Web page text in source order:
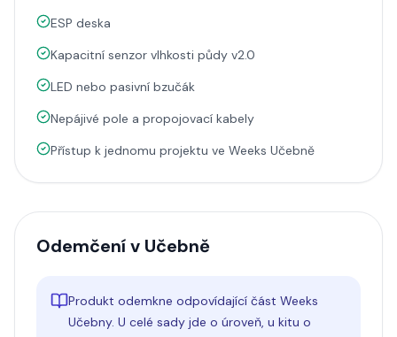
ESP deska
Kapacitní senzor vlhkosti půdy v2.0
LED nebo pasivní bzučák
Nepájivé pole a propojovací kabely
Přístup k jednomu projektu ve Weeks Učebně
Odemčení v Učebně
Produkt odemkne odpovídající část Weeks
Učebny. U celé sady jde o úroveň, u kitu o